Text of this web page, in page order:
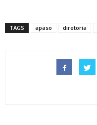
TAGS apaso diretoria